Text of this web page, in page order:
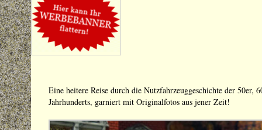
Eine heitere Reise durch die Nutzfahrzeuggeschichte der 50er,
Jahrhunderts, garniert mit Originalfotos aus jener Zeit!